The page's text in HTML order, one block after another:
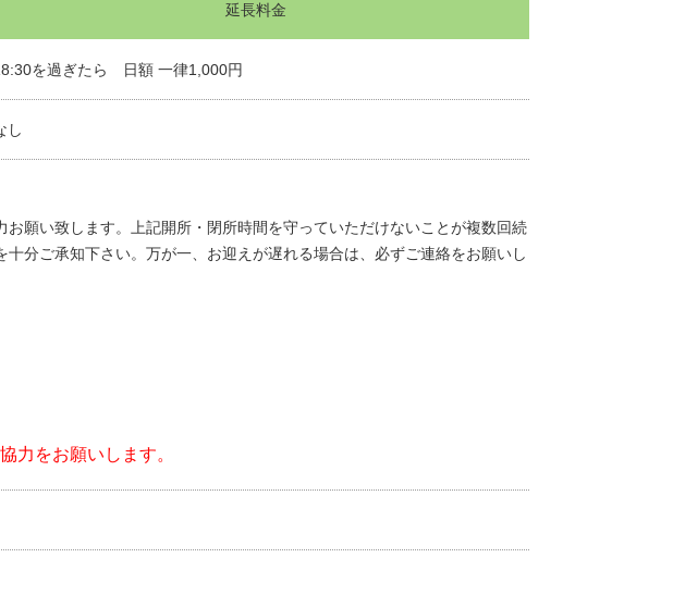
延長料金
を過ぎたら 日額 一律1,000円
し
願い致します。上記開所・閉所時間を守っていただけないことが複数回続
分ご承知下さい。万が一、お迎えが遅れる場合は、必ずご連絡をお願いし
力をお願いします。